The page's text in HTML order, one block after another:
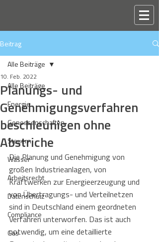
Beitrag
Alle Beiträge
Energie
Genossenschaften
Steuern
Wasser
Arbeitsrecht
Datenschutz
Compliance
Gas
Alle Beiträge
Planungs- und
Genehmigungsverfahren
beschleunigen ohne
Abstriche
10. Feb. 2022
Die Planung und Genehmigung von
großen Industrieanlagen, von
Kraftwerken zur Energieerzeugung und
von Übertragungs- und Verteilnetzen
sind in Deutschland einem geordneten
Verfahren unterworfen. Das ist auch
notwendig, um eine detaillierte